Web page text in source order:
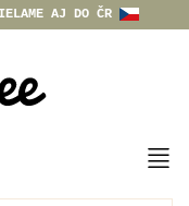
AJ DO ČR